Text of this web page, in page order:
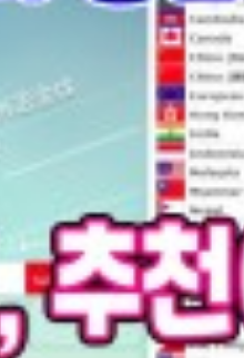
샷, 그리고 신오쿠보 송금업체까지,
. 일한모 한정 수수료 할인 쿠폰도
트랜스퍼와이즈에서 와이즈로 이
캔 요구하니 사진찍어서 첨부 후,
리됩니다. 일반 송금업체와 같이 개
의 인증(본인확인)이 필요 없어서
주고 받아서 서류 문제 있을 시, 여러
인 송금시 950,000원 이상은 받는
칩니다.
없고 추천 친구 코드를 사용하면
문에, 적은 액수든 큰 액수든 초회
수 있어서 犬이득입니다.